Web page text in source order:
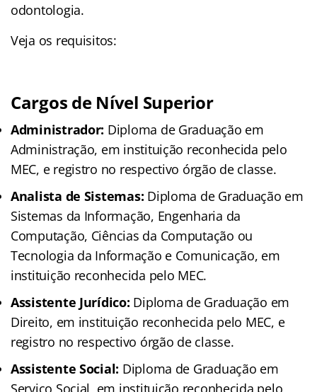
odontologia.
Veja os requisitos:
Cargos de Nível Superior
Administrador: Diploma de Graduação em
Administração, em instituição reconhecida pelo
MEC, e registro no respectivo órgão de classe.
Analista de Sistemas: Diploma de Graduação em
Sistemas da Informação, Engenharia da
Computação, Ciências da Computação ou
Tecnologia da Informação e Comunicação, em
instituição reconhecida pelo MEC.
Assistente Jurídico: Diploma de Graduação em
Direito, em instituição reconhecida pelo MEC, e
registro no respectivo órgão de classe.
Assistente Social: Diploma de Graduação em
Serviço Social, em instituição reconhecida pelo